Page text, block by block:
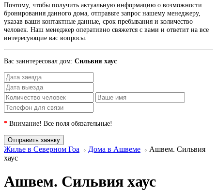
Поэтому, чтобы получить актуальную информацию о возможности
бронирования данного дома, отправьте запрос нашему менеджеру,
указав ваши контактные данные, срок пребывания и количество
человек. Наш менеджер оперативно свяжется с вами и ответит на все
интересующие вас вопросы.
Вас заинтересовал дом: Сильвия хаус
* Внимание! Все поля обязательные!
Жилье в Северном Гоа Дома в Ашвеме
Ашвем. Сильвия
хаус
Ашвем. Сильвия хаус